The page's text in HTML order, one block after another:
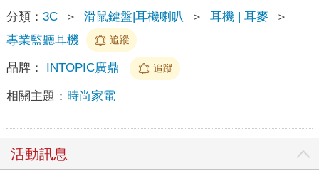
分類： 3C ＞ 滑鼠鍵盤|耳機喇叭 ＞ 耳機 | 耳麥
＞
專業監聽耳機
追蹤
品牌： INTOPIC廣鼎 追蹤
相關主題： 時尚家電
活動訊息